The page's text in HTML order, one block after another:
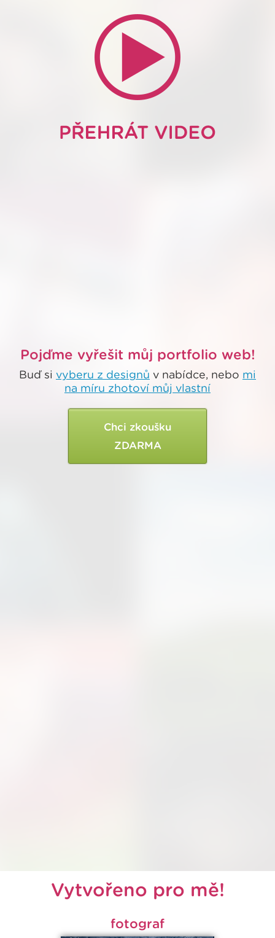
Pojďme vyřešit můj portfolio web!
Buď si vyberu z designů v nabídce, nebo mi
na míru zhotoví můj vlastní
Chci zkoušku
ZDARMA
Vytvořeno pro mě!
fotograf